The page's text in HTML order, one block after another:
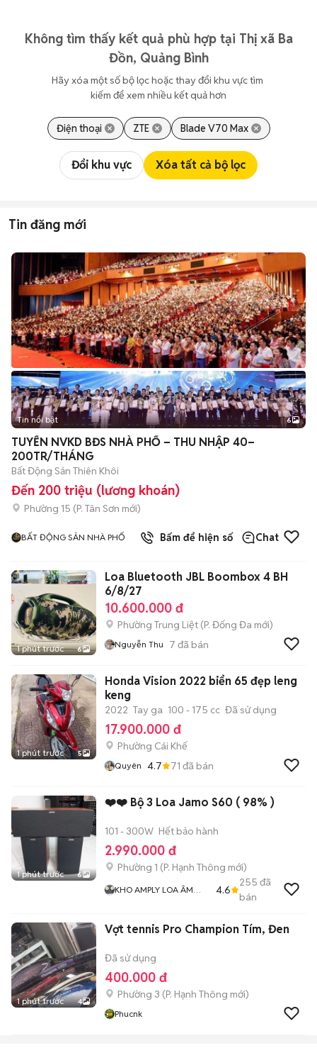
Không tìm thấy kết quả phù hợp tại Thị xã Ba
Đồn, Quảng Bình
Hãy xóa một số bộ lọc hoặc thay đổi khu vực tìm
kiếm để xem nhiều kết quả hơn
Điện thoại ZTE Blade V70 Max
Đổi khu vực Xóa tất cả bộ lọc
Tin đăng mới
+2
Tin nổi bật 6
TUYỂN NVKD BĐS NHÀ PHỐ – THU NHẬP 40–
200TR/THÁNG
Bất Động Sản Thiên Khôi
Đến 200 triệu (lương khoán)
Phường 15 (P. Tân Sơn mới)
BẤT ĐỘNG SẢN NHÀ PHỐ Bấm để hiện số Chat
1 phút trước 6
Loa Bluetooth JBL Boombox 4 BH
6/8/27
10.600.000 đ
Phường Trung Liệt (P. Đống Đa mới)
Nguyễn Thu 7 đã bán
1 phút trước 5
Honda Vision 2022 biển 65 đẹp leng
keng
2022 Tay ga 100 - 175 cc Đã sử dụng
17.900.000 đ
Phường Cái Khế
Quyên 4.7 71 đã bán
1 phút trước 6
❤️❤️ Bộ 3 Loa Jamo S60 ( 98% )
101 - 300W Hết bảo hành
2.990.000 đ
Phường 1 (P. Hạnh Thông mới)
KHO AMPLY LOA ÂM
4.6
255 đã
bán
1 phút trước 4
Vợt tennis Pro Champion Tím, Đen
Đã sử dụng
400.000 đ
Phường 3 (P. Hạnh Thông mới)
Phucnk